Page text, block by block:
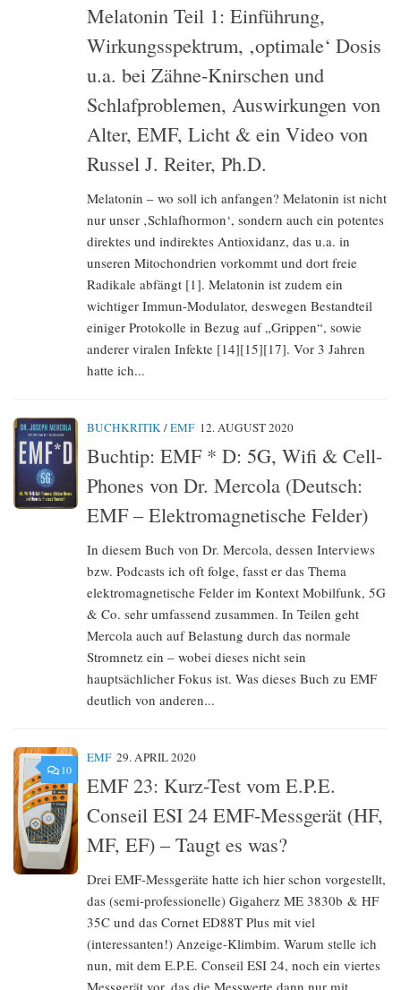
Melatonin Teil 1: Einführung,
Wirkungsspektrum, ‚optimale‘ Dosis
u.a. bei Zähne-Knirschen und
Schlafproblemen, Auswirkungen von
Alter, EMF, Licht & ein Video von
Russel J. Reiter, Ph.D.
Melatonin – wo soll ich anfangen? Melatonin ist nicht
nur unser ‚Schlafhormon‘, sondern auch ein potentes
direktes und indirektes Antioxidanz, das u.a. in
unseren Mitochondrien vorkommt und dort freie
Radikale abfängt [1]. Melatonin ist zudem ein
wichtiger Immun-Modulator, deswegen Bestandteil
einiger Protokolle in Bezug auf „Grippen“, sowie
anderer viralen Infekte [14][15][17]. Vor 3 Jahren
hatte ich...
BUCHKRITIK/EMF 12. AUGUST 2020
Buchtip: EMF * D: 5G, Wifi & Cell-
Phones von Dr. Mercola (Deutsch:
EMF – Elektromagnetische Felder)
In diesem Buch von Dr. Mercola, dessen Interviews
bzw. Podcasts ich oft folge, fasst er das Thema
elektromagnetische Felder im Kontext Mobilfunk, 5G
& Co. sehr umfassend zusammen. In Teilen geht
Mercola auch auf Belastung durch das normale
Stromnetz ein – wobei dieses nicht sein
hauptsächlicher Fokus ist. Was dieses Buch zu EMF
deutlich von anderen...
10
EMF 29. APRIL 2020
EMF 23: Kurz-Test vom E.P.E.
Conseil ESI 24 EMF-Messgerät (HF,
MF, EF) – Taugt es was?
Drei EMF-Messgeräte hatte ich hier schon vorgestellt,
das (semi-professionelle) Gigaherz ME 3830b & HF
35C und das Cornet ED88T Plus mit viel
(interessanten!) Anzeige-Klimbim. Warum stelle ich
nun, mit dem E.P.E. Conseil ESI 24, noch ein viertes
Messgerät vor, das die Messwerte dann nur mit